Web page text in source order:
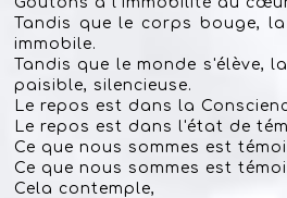
Tandis que le corps bouge, la
immobile.
Tandis que le monde s'élève,
paisible, silencieuse.
Le repos est dans la
Le repos est dans l'état de
Ce que nous sommes est
Ce que nous sommes est
Cela contemple,